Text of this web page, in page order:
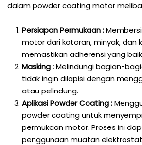
dalam powder coating motor
Persiapan Permukaan :
motor dari kotoran, minyak, dan
memastikan adherensi yang
Masking :Melindungi bagian-
tidak ingin dilapisi dengan
atau pelindung.
Aplikasi Powder Coating :
powder coating untuk
permukaan motor. Proses ini
penggunaan muatan